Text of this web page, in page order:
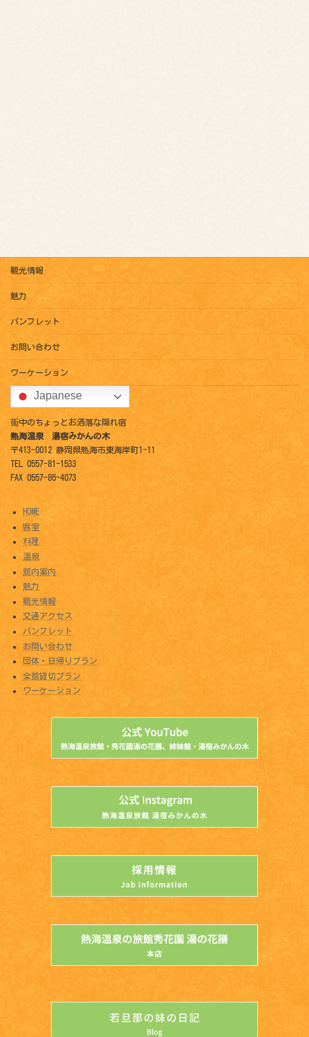
観光情報
魅力
パンフレット
お問い合わせ
ワーケーション
Japanese
街中のちょっとお洒落な隠れ宿
熱海温泉 湯宿みかんの木
〒413-0012 静岡県熱海市東海岸町1-11
TEL 0557-81-1533
FAX 0557-86-4073
HOME
客室
料理
温泉
館内案内
魅力
観光情報
交通アクセス
パンフレット
お問い合わせ
団体・日帰りプラン
全館貸切プラン
ワーケーション